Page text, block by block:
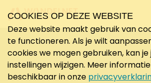
COOKIES OP DEZE WEBSITE
Deze website maakt gebruik van
te functioneren. Als je wilt
cookies we mogen gebruiken, kan
instellingen wijzigen. Meer
beschikbaar in onze